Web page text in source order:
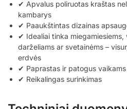
✔ Apvalus poliruotas kraštas
kambarys
✔ Paaukštintas dizainas
✔ Idealiai tinka
darželiams ar svetainėms –
erdvės
✔ Paprastas ir patogus
✔ Reikalingas surinkimas